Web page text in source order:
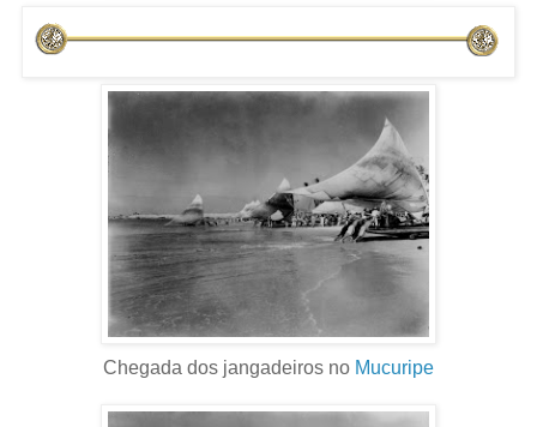
Chegada dos jangadeiros no Mucuripe